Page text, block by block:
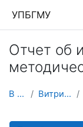
УПБГМУ
Отчет об
В начало Витрина курсов 3KL